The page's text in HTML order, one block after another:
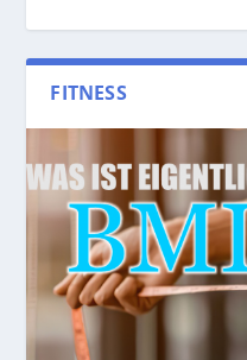
FITNESS